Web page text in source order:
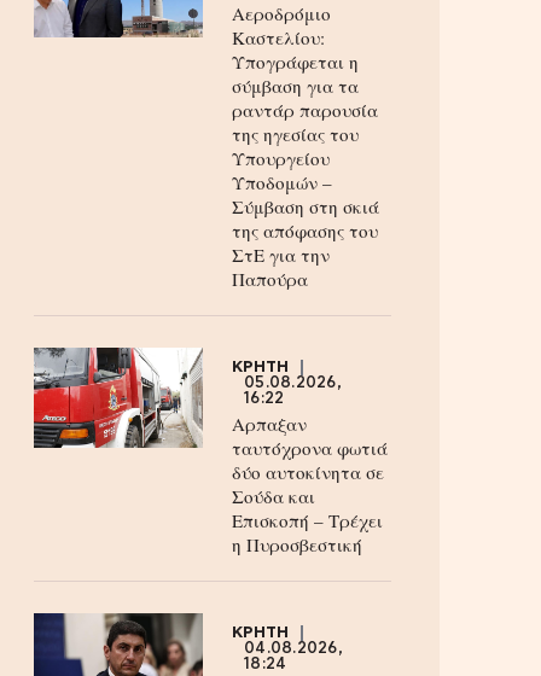
Αεροδρόμιο
Καστελίου:
Υπογράφεται η
σύμβαση για τα
ραντάρ παρουσία
της ηγεσίας του
Υπουργείου
Υποδομών –
Σύμβαση στη σκιά
της απόφασης του
ΣτΕ για την
Παπούρα
ΚΡΗΤΗ
05.08.2026,
16:22
Αρπαξαν
ταυτόχρονα φωτιά
δύο αυτοκίνητα σε
Σούδα και
Επισκοπή – Τρέχει
η Πυροσβεστική
ΚΡΗΤΗ
04.08.2026,
18:24